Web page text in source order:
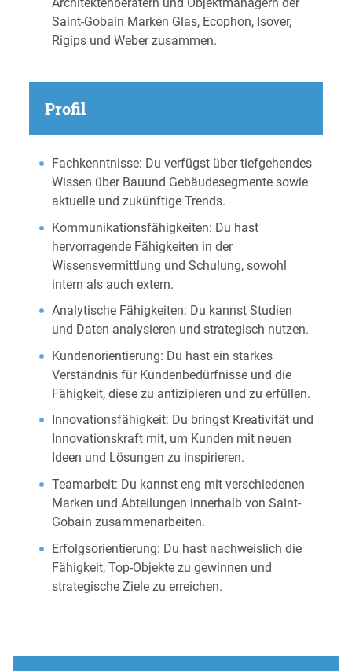
Architektenberatern und Objektmanagern der
Saint-Gobain Marken Glas, Ecophon, Isover,
Rigips und Weber zusammen.
Profil
Fachkenntnisse: Du verfügst über tiefgehendes
Wissen über Bauund Gebäudesegmente sowie
aktuelle und zukünftige Trends.
Kommunikationsfähigkeiten: Du hast
hervorragende Fähigkeiten in der
Wissensvermittlung und Schulung, sowohl
intern als auch extern.
Analytische Fähigkeiten: Du kannst Studien
und Daten analysieren und strategisch nutzen.
Kundenorientierung: Du hast ein starkes
Verständnis für Kundenbedürfnisse und die
Fähigkeit, diese zu antizipieren und zu erfüllen.
Innovationsfähigkeit: Du bringst Kreativität und
Innovationskraft mit, um Kunden mit neuen
Ideen und Lösungen zu inspirieren.
Teamarbeit: Du kannst eng mit verschiedenen
Marken und Abteilungen innerhalb von Saint-
Gobain zusammenarbeiten.
Erfolgsorientierung: Du hast nachweislich die
Fähigkeit, Top-Objekte zu gewinnen und
strategische Ziele zu erreichen.